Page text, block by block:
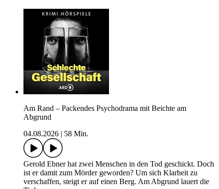
Am Rand – Packendes Psychodrama mit Beichte am
Abgrund
04.08.2026
58 Min.
Gerold Ebner hat zwei Menschen in den Tod geschickt. Doch
ist er damit zum Mörder geworden? Um sich Klarheit zu
verschaffen, steigt er auf einen Berg. Am Abgrund lauert die